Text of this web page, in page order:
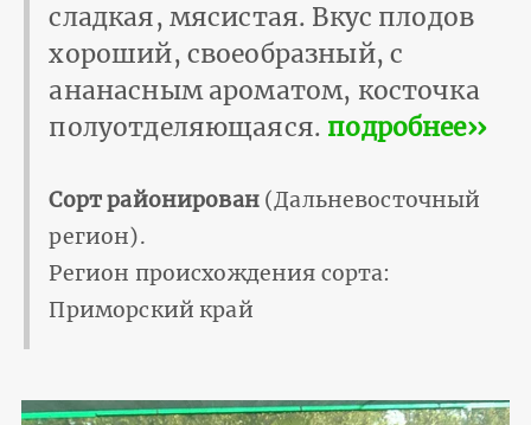
сладкая, мясистая. Вкус плодов
хороший, своеобразный, с
ананасным ароматом, косточка
полуотделяющаяся. подробнее››
Сорт районирован(Дальневосточный
регион).
Регион происхождения сорта:
Приморский край